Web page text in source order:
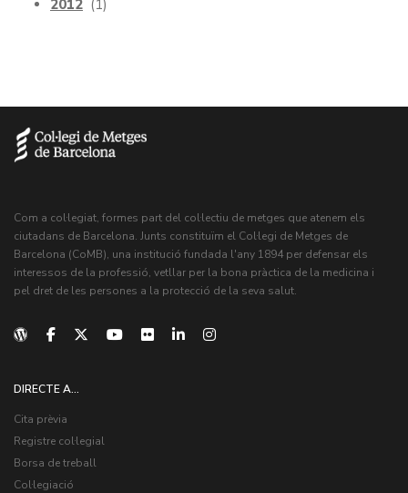
2012 (1)
Com a col·legiat, formes part del col·lectiu de metges que atenem els
ciutadans de Barcelona. Junts constituïm el Col·legi de Metges de
Barcelona (CoMB), una institució fundada l'any 1894 per defensar els
interessos de la professió, vetllar per la bona pràctica de la medicina i
pel dret de les persones a la protecció de la seva salut.
DIRECTE A...
Cita prèvia
Registre col·legial
Borsa de treball
Col·legiació